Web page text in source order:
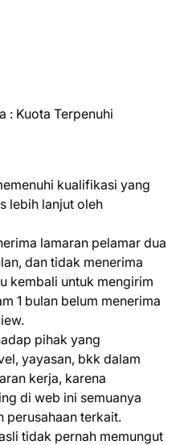
: Kuota Terpenuhi
kualifikasi yang
lebih lanjut oleh
lamaran pelamar dua
dan tidak menerima
kembali untuk mengirim
1 bulan belum menerima
pihak yang
yayasan, bkk dalam
kerja, karena
di web ini semuanya
perusahaan terkait.
tidak pernah memungut